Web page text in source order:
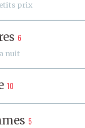
prix
6
nuit
10
5